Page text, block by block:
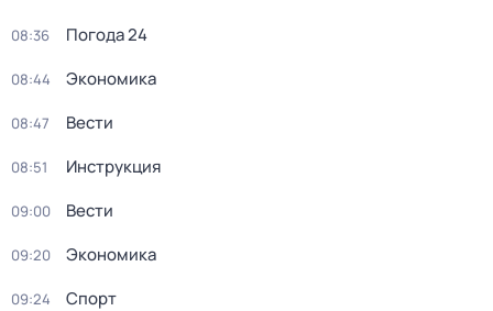
08:36 Погода 24
08:44 Экономика
08:47 Вести
08:51 Инструкция
09:00 Вести
09:20 Экономика
09:24 Спорт